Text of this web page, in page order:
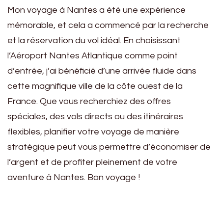
Mon voyage à Nantes a été une expérience
mémorable, et cela a commencé par la recherche
et la réservation du vol idéal. En choisissant
l’Aéroport Nantes Atlantique comme point
d’entrée, j’ai bénéficié d’une arrivée fluide dans
cette magnifique ville de la côte ouest de la
France. Que vous recherchiez des offres
spéciales, des vols directs ou des itinéraires
flexibles, planifier votre voyage de manière
stratégique peut vous permettre d’économiser de
l’argent et de profiter pleinement de votre
aventure à Nantes. Bon voyage !